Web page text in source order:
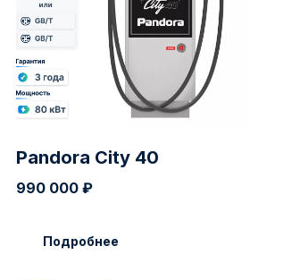
Pandora City 40
990 000 ₽
Подробнее